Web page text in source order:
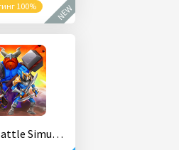
100% NEW
Empire Battle Simulator